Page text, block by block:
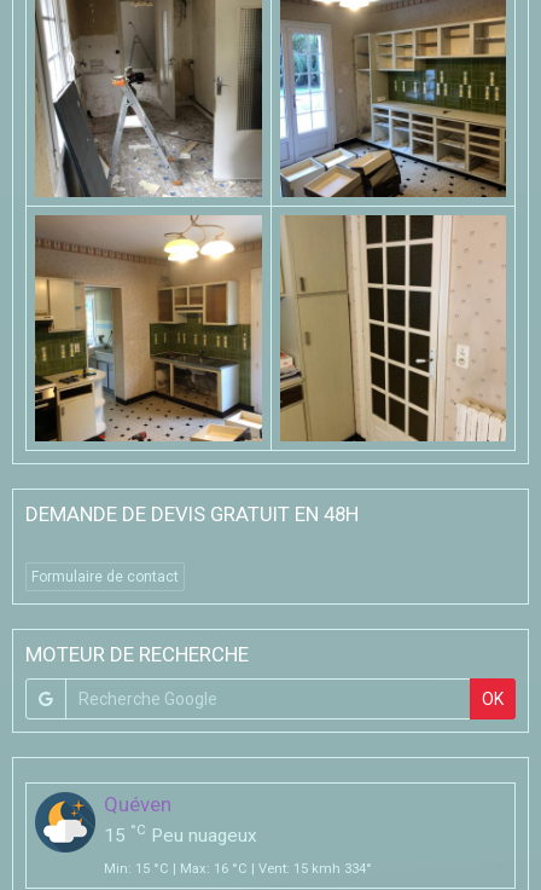
DEMANDE DE DEVIS GRATUIT EN 48H
Formulaire de contact
MOTEUR DE RECHERCHE
OK
Quéven
15 °C Peu nuageux
Min: 15 °C | Max: 16 °C | Vent: 15 kmh 334°